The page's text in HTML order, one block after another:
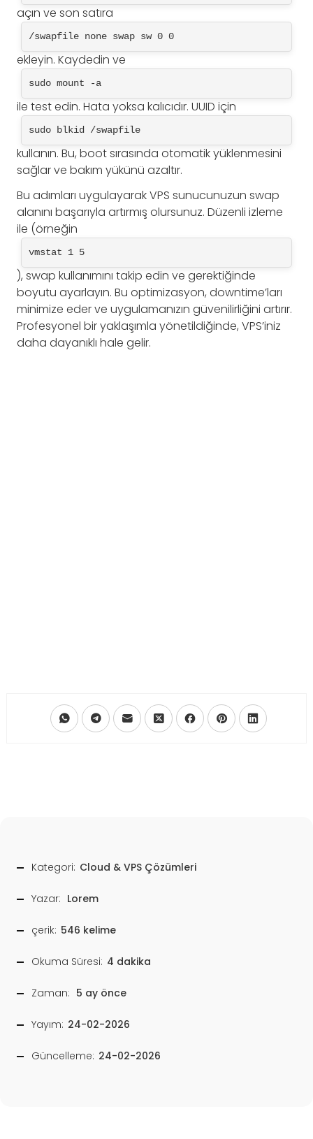
açın ve son satıra
/swapfile none swap sw 0 0
ekleyin. Kaydedin ve
sudo mount -a
ile test edin. Hata yoksa kalıcıdır. UUID için
sudo blkid /swapfile
kullanın. Bu, boot sırasında otomatik yüklenmesini
sağlar ve bakım yükünü azaltır.
Bu adımları uygulayarak VPS sunucunuzun swap
alanını başarıyla artırmış olursunuz. Düzenli izleme
ile (örneğin
vmstat 1 5
), swap kullanımını takip edin ve gerektiğinde
boyutu ayarlayın. Bu optimizasyon, downtime’ları
minimize eder ve uygulamanızın güvenilirliğini artırır.
Profesyonel bir yaklaşımla yönetildiğinde, VPS’iniz
daha dayanıklı hale gelir.
Kategori: Cloud & VPS Çözümleri
Yazar: Lorem
çerik: 546 kelime
Okuma Süresi: 4 dakika
Zaman: 5 ay önce
Yayım: 24-02-2026
Güncelleme: 24-02-2026